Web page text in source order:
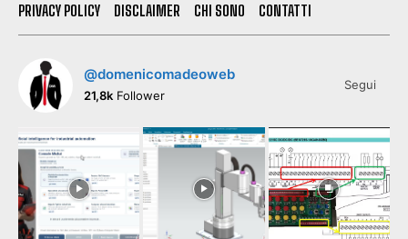
PRIVACY POLICY DISCLAIMER CHI SONO CONTATTI
@domenicomadeoweb
21,8k Follower
Segui